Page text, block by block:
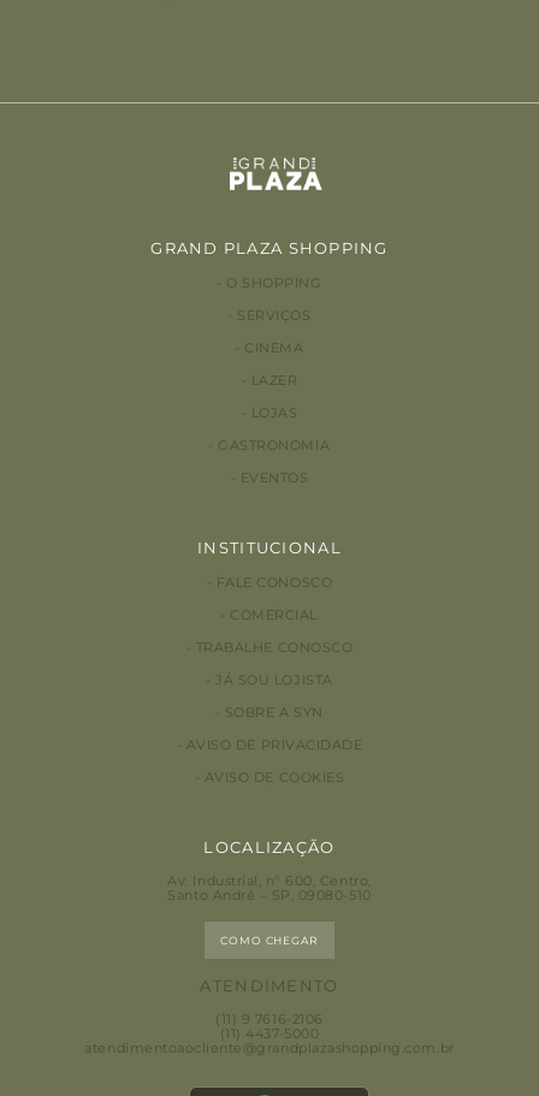
GRAND PLAZA SHOPPING
O SHOPPING
SERVIÇOS
CINEMA
LAZER
LOJAS
GASTRONOMIA
EVENTOS
INSTITUCIONAL
FALE CONOSCO
COMERCIAL
TRABALHE CONOSCO
JÁ SOU LOJISTA
SOBRE A SYN
AVISO DE PRIVACIDADE
AVISO DE COOKIES
LOCALIZAÇÃO
Av. Industrial, n° 600, Centro,
Santo André – SP, 09080-510
COMO CHEGAR
ATENDIMENTO
(11) 9 7616-2106
(11) 4437-5000
atendimentoaocliente@grandplazashopping.com.br